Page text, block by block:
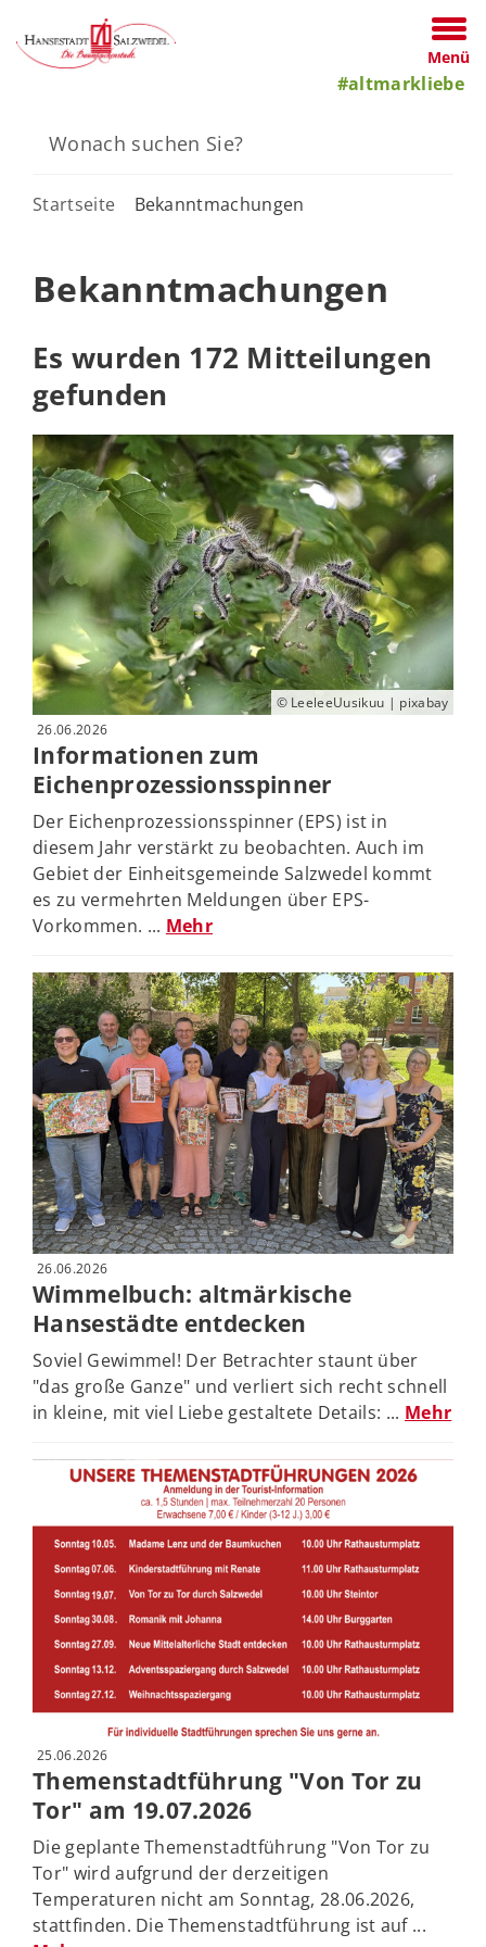
Menü
#altmarkliebe
Startseite Bekanntmachungen
Bekanntmachungen
Es wurden 172 Mitteilungen
gefunden
© LeeleeUusikuu | pixabay
26.06.2026
Informationen zum
Eichenprozessionsspinner
Der Eichenprozessionsspinner (EPS) ist in
diesem Jahr verstärkt zu beobachten. Auch im
Gebiet der Einheitsgemeinde Salzwedel kommt
es zu vermehrten Meldungen über EPS-
Vorkommen. ... Mehr
26.06.2026
Wimmelbuch: altmärkische
Hansestädte entdecken
Soviel Gewimmel! Der Betrachter staunt über
"das große Ganze" und verliert sich recht schnell
in kleine, mit viel Liebe gestaltete Details: ... Mehr
25.06.2026
Themenstadtführung "Von Tor zu
Tor" am 19.07.2026
Die geplante Themenstadtführung "Von Tor zu
Tor" wird aufgrund der derzeitigen
Temperaturen nicht am Sonntag, 28.06.2026,
stattfinden. Die Themenstadtführung ist auf ...